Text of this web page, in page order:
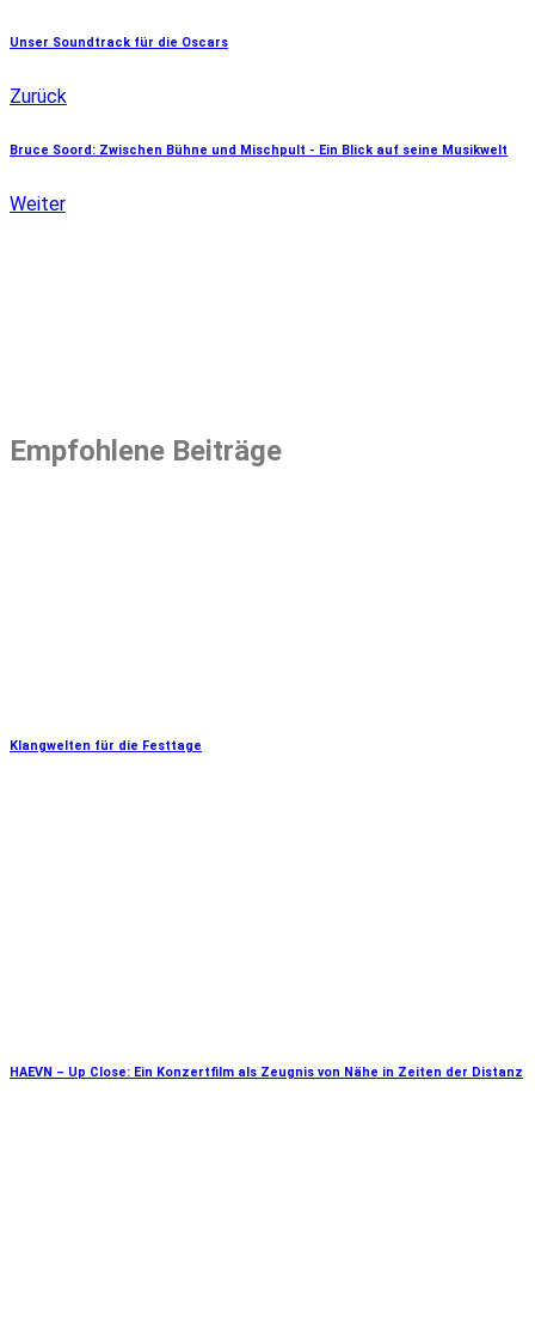
Unser Soundtrack für die Oscars
Zurück
Bruce Soord: Zwischen Bühne und Mischpult - Ein Blick auf seine Musikwelt
Weiter
Empfohlene Beiträge
Klangwelten für die Festtage
HAEVN – Up Close: Ein Konzertfilm als Zeugnis von Nähe in Zeiten der Distanz